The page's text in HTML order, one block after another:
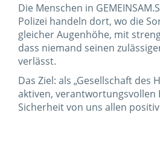
Die Menschen in
Polizei handeln dort, wo die
gleicher Augenhöhe, mit
dass niemand seinen
verlässt.
Das Ziel: als „Gesellschaft des
aktiven, verantwortungsvollen
Sicherheit von uns allen